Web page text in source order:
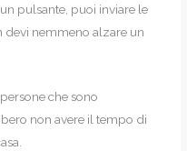
pulsante, puoi inviare le
devi nemmeno alzare un
che sono
non avere il tempo di